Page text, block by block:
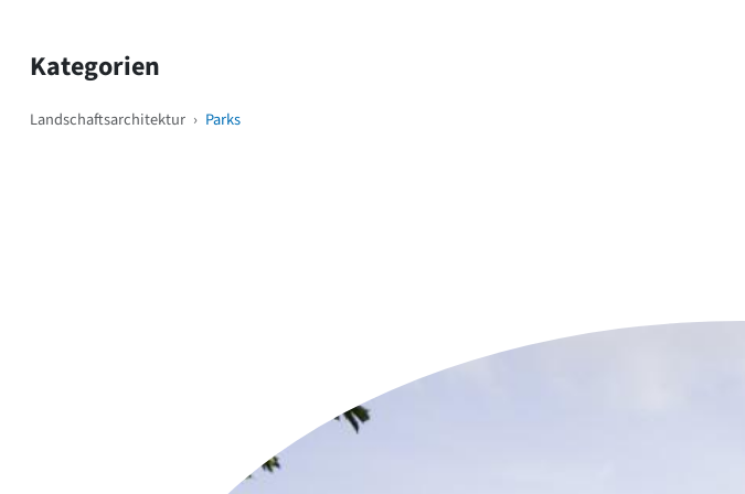
Kategorien
Landschaftsarchitektur › Parks